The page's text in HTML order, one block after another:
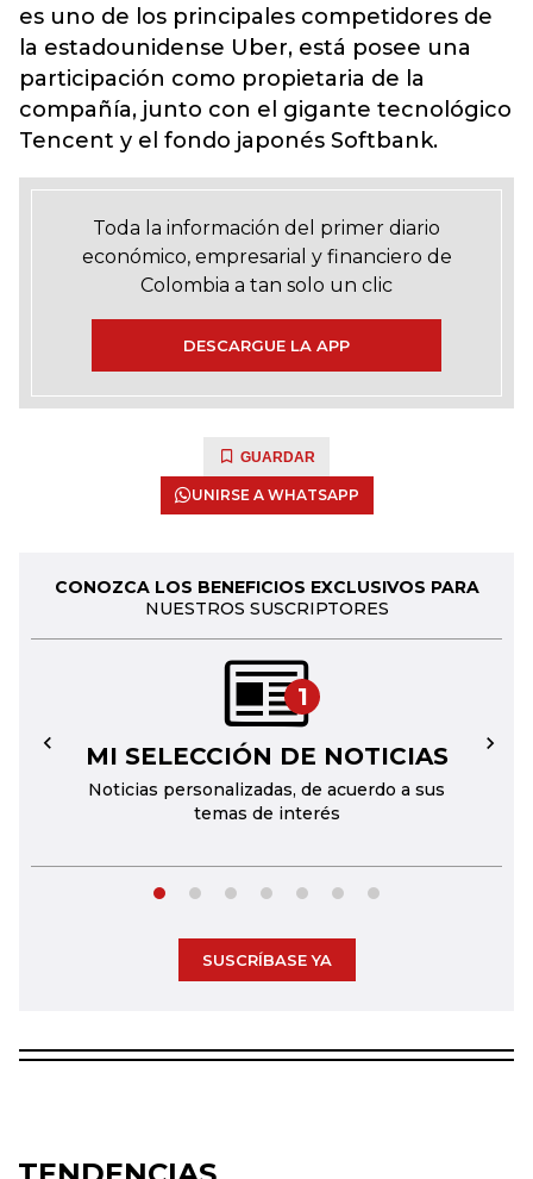
es uno de los principales competidores de
la estadounidense Uber, está posee una
participación como propietaria de la
compañía, junto con el gigante tecnológico
Tencent y el fondo japonés Softbank.
Toda la información del primer diario
económico, empresarial y financiero de
Colombia a tan solo un clic
DESCARGUE LA APP
GUARDAR
UNIRSE A WHATSAPP
CONOZCA LOS BENEFICIOS EXCLUSIVOS PARA
NUESTROS SUSCRIPTORES
1
MI SELECCIÓN DE NOTICIAS
Noticias personalizadas, de acuerdo a sus
temas de interés
← →
SUSCRÍBASE YA